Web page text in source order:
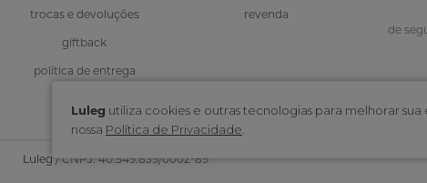
Luleg utiliza cookies e outras tecnologias para melhorar
nossa Política de Privacidade
trocas e devoluções
giftback
política de entrega
revenda
de
Luleg / CNPJ: 40.549.839/0002-89